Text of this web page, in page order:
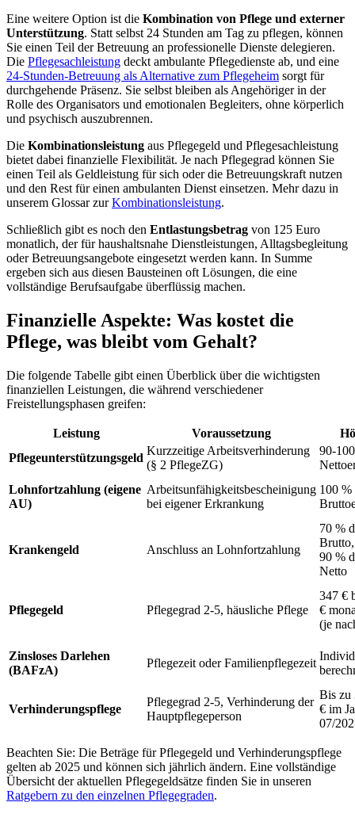
Eine weitere Option ist die Kombination von Pflege und externer
Unterstützung. Statt selbst 24 Stunden am Tag zu pflegen, können
Sie einen Teil der Betreuung an professionelle Dienste delegieren.
Die Pflegesachleistung deckt ambulante Pflegedienste ab, und eine
24-Stunden-Betreuung als Alternative zum Pflegeheim sorgt für
durchgehende Präsenz. Sie selbst bleiben als Angehöriger in der
Rolle des Organisators und emotionalen Begleiters, ohne körperlich
und psychisch auszubrennen.
Die Kombinationsleistung aus Pflegegeld und Pflegesachleistung
bietet dabei finanzielle Flexibilität. Je nach Pflegegrad können Sie
einen Teil als Geldleistung für sich oder die Betreuungskraft nutzen
und den Rest für einen ambulanten Dienst einsetzen. Mehr dazu in
unserem Glossar zurKombinationsleistung.
Schließlich gibt es noch den Entlastungsbetrag von 125 Euro
monatlich, der für haushaltsnahe Dienstleistungen, Alltagsbegleitung
oder Betreuungsangebote eingesetzt werden kann. In Summe
ergeben sich aus diesen Bausteinen oft Lösungen, die eine
vollständige Berufsaufgabe überflüssig machen.
Finanzielle Aspekte: Was kostet die
Pflege, was bleibt vom Gehalt?
Die folgende Tabelle gibt einen Überblick über die wichtigsten
finanziellen Leistungen, die während verschiedener
Freistellungsphasen greifen:
Leistung Voraussetzung
Pflegeunterstützungsgeld
Kurzzeitige Arbeitsverhinderung
(§ 2 PflegeZG)
90-
Lohnfortzahlung (eigene
AU)
Arbeitsunfähigkeitsbescheinigung
bei eigener Erkrankung
100 %
Krankengeld Anschluss an Lohnfortzahlung
70 %
90 %
Netto
Pflegegeld Pflegegrad 2-5, häusliche Pflege
347 €
€
(je
Zinsloses Darlehen
(BAFzA)
Pflegezeit oder Familienpflegezeit
Verhinderungspflege
Pflegegrad 2-5, Verhinderung der
Hauptpflegeperson
Bis zu
€ im
07/
Beachten Sie: Die Beträge für Pflegegeld und Verhinderungspflege
gelten ab 2025 und können sich jährlich ändern. Eine vollständige
Übersicht der aktuellen Pflegegeldsätze finden Sie in unseren
Ratgebern zu den einzelnen Pflegegraden.